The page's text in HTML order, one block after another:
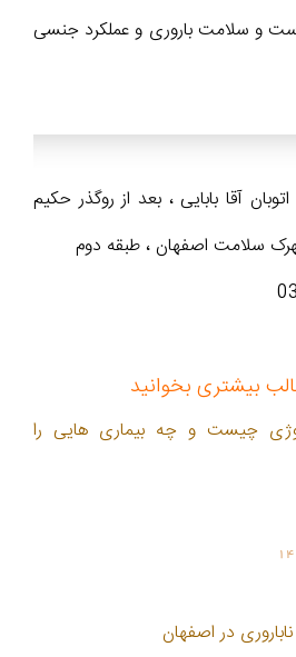
و سلامت باروری و عملکرد جنسی
آقا بابایی ، بعد از روگذر حکیم
سلامت اصفهان ، طبقه دوم
بیشتری بخوانید
چیست و چه بیماری هایی را
در اصفهان